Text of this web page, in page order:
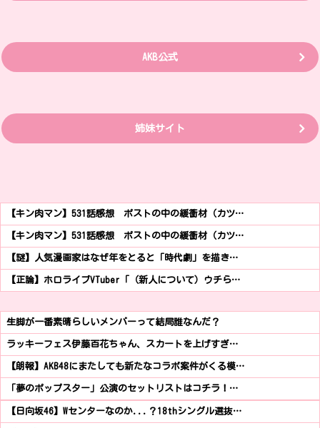
AKB公式
姉妹サイト
【キン肉マン】531話感想 ポストの中の緩衝材（カツ…
【キン肉マン】531話感想 ポストの中の緩衝材（カツ…
【謎】人気漫画家はなぜ年をとると「時代劇」を描き…
【正論】ホロライブVTuber「（新人について）ウチら…
生脚が一番素晴らしいメンバーって結局誰なんだ？
ラッキーフェス伊藤百花ちゃん、スカートを上げすぎ…
【朗報】AKB48にまたしても新たなコラボ案件がくる模…
「夢のポップスター」公演のセットリストはコチラ！…
【日向坂46】Wセンターなのか...？18thシングル選抜…